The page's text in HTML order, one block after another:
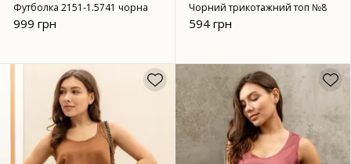
Футболка 2151-1.5741 чорна
999 грн
Чорний трикотажний топ №8
594 грн